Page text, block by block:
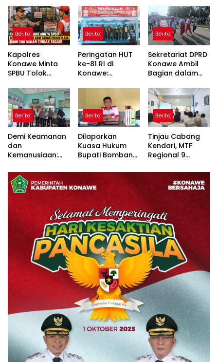
Berita
Kapolres
Konawe Minta
SPBU Tolak
Tangki
Modifikasi: Kami
Tak Segan
Tindak Tegas!
Berita
Peringatan HUT
ke-81 RI di
Konawe:
Tampilkan
Sinergitas dan
Semarak
Kebangsaan
Berita
Sekretariat DPRD
Konawe Ambil
Bagian dalam
Sekwan
Tekankan Makna
Kemerdekaan
Berita
Demi Keamanan
dan
Kemanusiaan:
Konawe dan
Dinsos Bersatu
Tangani ODGJ
Berita
Dilaporkan
Kuasa Hukum
Bupati Bombana:
Suara “Kami
Tidak Pernah
Menutup Ruang
Hak Jawab”
Berita
Tinjau Cabang
Kendari, MTF
Regional 9
Pertumbuhan
Bisnis di Sultra